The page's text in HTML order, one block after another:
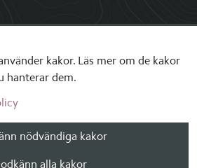
kakor. Läs mer om de kakor
hanterar dem.
nödvändiga kakor
alla kakor